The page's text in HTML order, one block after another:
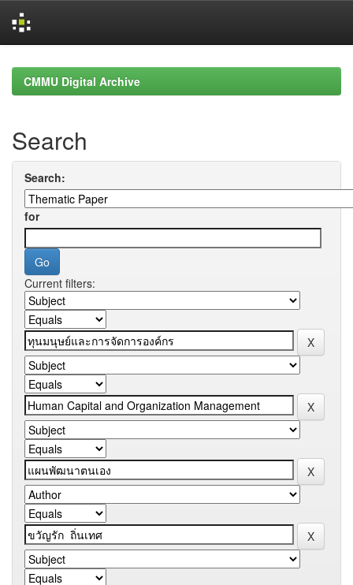
navigationCMMU Digital Archive
Search
Search:
for
Current filters: